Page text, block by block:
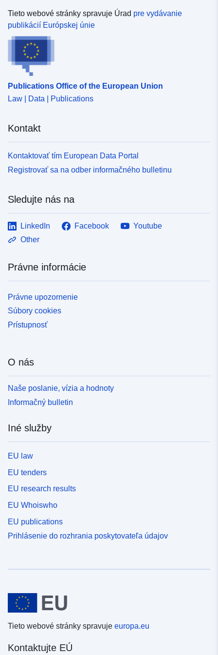
Časová
pravidelnosť:
annual
Časové pokrytie:
Tieto webové stránky spravuje Úrad pre vydávanie
publikácií Európskej únie
Publications Office of the European Union
Law | Data | Publications
Kontakt
Kontaktovať tím European Data Portal
Registrovať sa na odber informačného bulletinu
Sledujte nás na
LinkedIn Facebook
Youtube
Other
Právne informácie
Právne upozornenie
Súbory cookies
Prístupnosť
O nás
Naše poslanie, vízia a hodnoty
Informačný bulletin
Iné služby
EU law
EU tenders
EU research results
EU Whoiswho
EU publications
Prihlásenie do rozhrania poskytovateľa údajov
Tieto webové stránky spravuje europa.eu
Kontaktujte EÚ